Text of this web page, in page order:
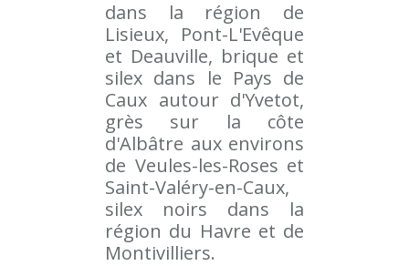
dans la région de
Lisieux, Pont-L'Evêque
et Deauville, brique et
silex dans le Pays de
Caux autour d'Yvetot,
grès sur la côte
d'Albâtre aux environs
de Veules-les-Roses et
Saint-Valéry-en-Caux,
silex noirs dans la
région du Havre et de
Montivilliers.